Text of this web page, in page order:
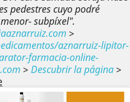
pedestres cuyo podré
subpíxel".
>
aznarruiz-lipitor-
farmacia-online-
> Descubrir la página>